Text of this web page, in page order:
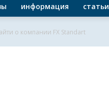
информация статьи
о компании FX Standart